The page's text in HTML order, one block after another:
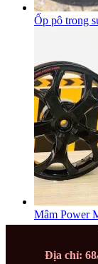
Ốp pô trong
Mâm Power
Địa chỉ: